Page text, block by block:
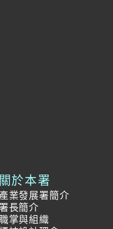
關於本署
產業發展署簡介
長簡介
掌與組織